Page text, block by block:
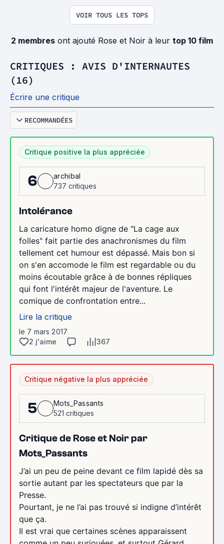
VOIR TOUS LES TOPS
2 membres ont ajouté Rose et Noir à leur top 10 film
CRITIQUES : AVIS D'INTERNAUTES
(16)
Écrire une critique
RECOMMANDÉES
Critique positive la plus appréciée
6
archibal
737 critiques
Intolérance
La caricature homo digne de "La cage aux
folles" fait partie des anachronismes du film
tellement cet humour est dépassé. Mais bon si
on s'en accomode le film est regardable ou du
moins écoutable grâce à de bonnes répliques
qui font l'intérêt majeur de l'aventure. Le
comique de confrontation entre...
Lire la critique
le 7 mars 2017
2 j'aime
367
Critique négative la plus appréciée
5
Mots_Passants
521 critiques
Critique de Rose et Noir par
Mots_Passants
J’ai un peu de peine devant ce film lapidé dès sa
sortie autant par les spectateurs que par la
Presse.
Pourtant, je ne l’ai pas trouvé si indigne d’intérêt
que ça.
Il est vrai que certaines scènes apparaissent